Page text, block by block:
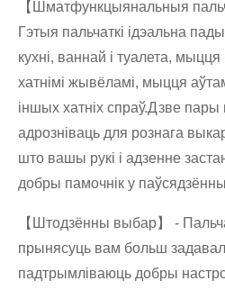
【Шматфункцыянальныя
Гэтыя пальчаткі ідэальна
кухні, ваннай і туалета,
хатнімі жывёламі, мыцця
іншых хатніх спраў.Дзве
адрозніваць для рознага
што вашы рукі і адзенне
добры памочнік у
【Штодзённы выбар】 -
прынясуць вам больш
падтрымліваюць добры